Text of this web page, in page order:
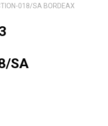
018/SA BORDEAX
SA